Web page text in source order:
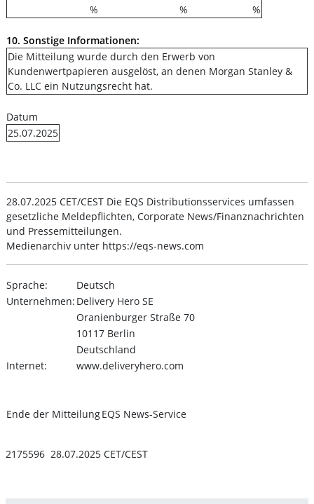
%
% %
10. Sonstige Informationen:
Die Mitteilung wurde durch den Erwerb von
Kundenwertpapieren ausgelöst, an denen Morgan Stanley &
Co. LLC ein Nutzungsrecht hat.
Datum
25.07.2025
28.07.2025 CET/CEST Die EQS Distributionsservices umfassen
gesetzliche Meldepflichten, Corporate News/Finanznachrichten
und Pressemitteilungen.
Medienarchiv unter https://eqs-news.com
Sprache:
Deutsch
Unternehmen: Delivery Hero SE
Oranienburger Straße 70
10117 Berlin
Deutschland
Internet:
www.deliveryhero.com
Ende der MitteilungEQS News-Service
2175596 28.07.2025 CET/CEST